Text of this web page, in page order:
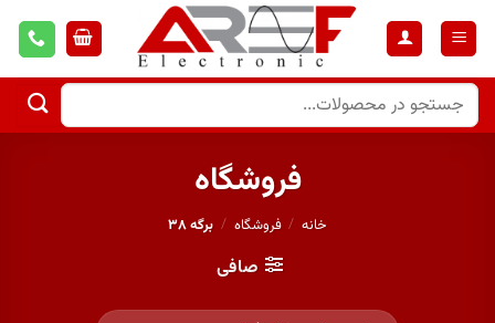
فروشگاه
خانه / فروشگاه / برگه ۳۸
صافی